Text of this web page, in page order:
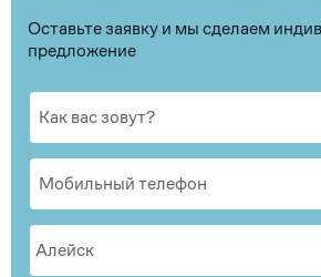
Оставьте заявку и мы сделаем
предложение